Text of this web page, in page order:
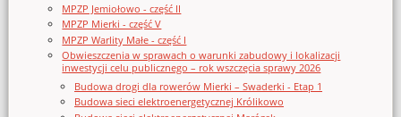
MPZP Jemiołowo - część II
MPZP Mierki - część V
MPZP Warlity Małe - część I
Obwieszczenia w sprawach o warunki zabudowy i lokalizacji
inwestycji celu publicznego – rok wszczęcia sprawy 2026
Budowa drogi dla rowerów Mierki – Swaderki - Etap 1
Budowa sieci elektroenergetycznej Królikowo